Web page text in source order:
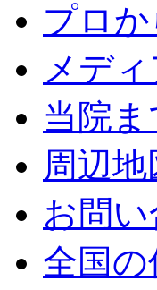
プロ
メデ
当院
周辺地
お問
全国の